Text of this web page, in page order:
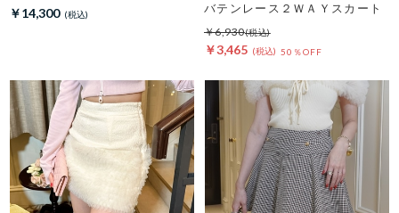
￥14,300 バテンレース２ＷＡＹスカート
￥3,465 50％OFF
￥6,930